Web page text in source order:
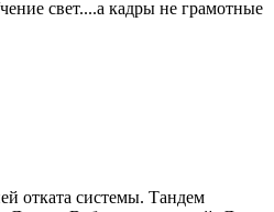
свет....а кадры не грамотные
отката системы. Тандем